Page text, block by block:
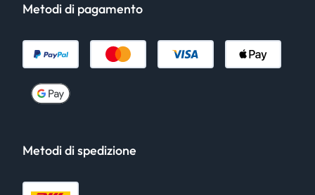
Metodi di pagamento
Metodi di spedizione